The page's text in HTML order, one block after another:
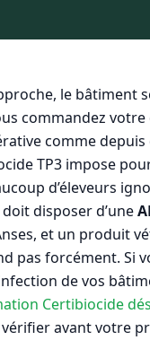
le bâtiment
commandez
comme depuis
TP3 impose
d’éleveurs
disposer d’une
et un produit
pas forcément. Si
de vos
Certibiocide
avant votre